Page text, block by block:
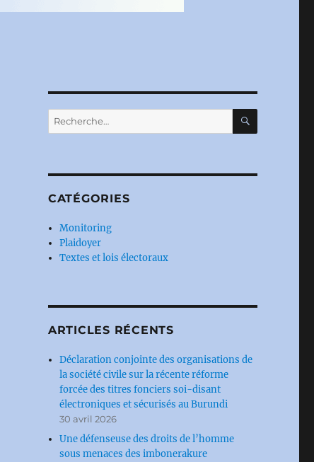
Recherche
pour :
CATÉGORIES
Monitoring
Plaidoyer
Textes et lois électoraux
ARTICLES RÉCENTS
Déclaration conjointe des organisations de
la société civile sur la récente réforme
forcée des titres fonciers soi-disant
électroniques et sécurisés au Burundi
30 avril 2026
Une défenseuse des droits de l’homme
sous menaces des imbonerakure